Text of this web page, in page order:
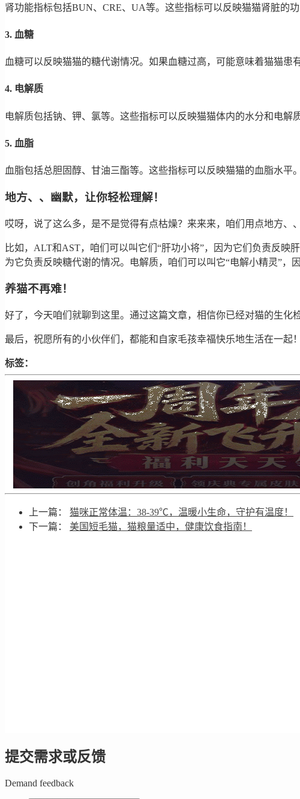
肾功能指标包括BUN、CRE、UA等。这些指标可以反映猫猫肾脏的
3. 血糖
血糖可以反映猫猫的糖代谢情况。如果血糖过高，可能意味着猫猫患
4. 电解质
电解质包括钠、钾、氯等。这些指标可以反映猫猫体内的水分和电解
5. 血脂
血脂包括总胆固醇、甘油三酯等。这些指标可以反映猫猫的血脂水平
地方、、幽默，让你轻松理解！
哎呀，说了这么多，是不是觉得有点枯燥？来来来，咱们用点地方、
比如，ALT和AST，咱们可以叫它们“肝功小将”，因为它们负责反映
为它负责反映糖代谢的情况。电解质，咱们可以叫它“电解小精灵”，
养猫不再难！
好了，今天咱们就聊到这里。通过这篇文章，相信你已经对猫的生
最后，祝愿所有的小伙伴们，都能和自家毛孩幸福快乐地生活在一起
标签：
上一篇： 猫咪正常体温：38-39℃，温暖小生命，守护有温度！
下一篇： 美国短毛猫，猫粮量适中，健康饮食指南！
提交需求或反馈
Demand feedback